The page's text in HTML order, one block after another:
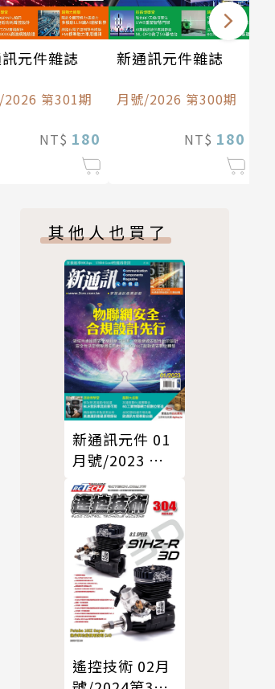
元件雜誌
2026 第301期
NT$ 180
新通訊元件雜誌
月號/2026 第300期
NT$ 180
其他人也買了
新通訊元件 01
月號/2023 第
263期
遙控技術 02月